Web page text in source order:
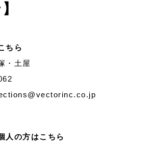
ちら
・土屋
人の方はこちら